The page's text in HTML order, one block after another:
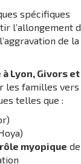
spécifiques
l’allongement
de la
à Lyon, Givors et
les familles vers
telles que :
myopique de